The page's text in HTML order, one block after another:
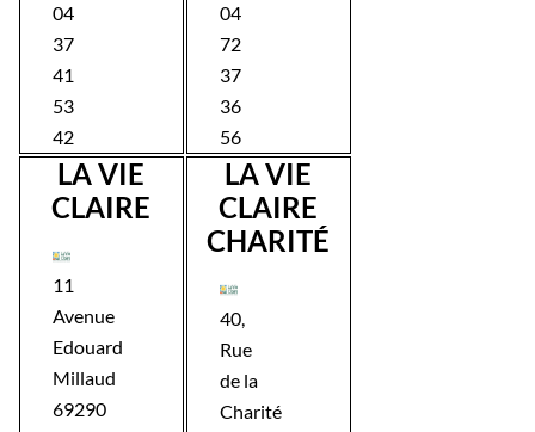
04
37
41
53
42
04
72
37
36
56
LA VIE
CLAIRE
11
Avenue
Edouard
Millaud
69290
LA VIE
CLAIRE
CHARITÉ
40,
Rue
de la
Charité